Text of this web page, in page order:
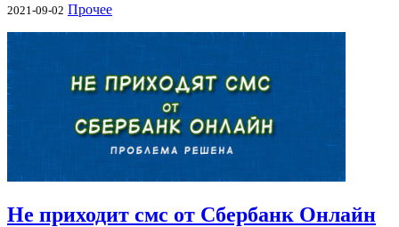
2021-09-02 Прочее
Не приходит смс от Сбербанк Онлайн